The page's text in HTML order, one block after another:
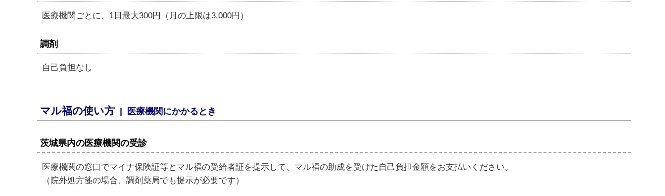
医療機関ごとに、 1日最大300円 （月の上限は3,000円）
調剤
自己負担なし
マル福の使い方 | 医療機関にかかるとき
茨城県内の医療機関の受診
医療機関の窓口でマイナ保険証等とマル福の受給者証を提示して、マル福の助成を受けた自己負担金額をお支払いください。
（院外処方箋の場合、調剤薬局でも提示が必要です）